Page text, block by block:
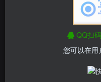
网，一个影视网不行就换
【蓝奏网盘】
2.【提示】本站只提供资源，
QQ扫
您可以在用